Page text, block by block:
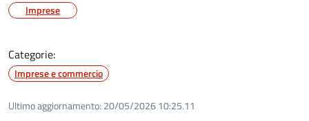
Imprese
Categorie:
Imprese e commercio
Ultimo aggiornamento: 20/05/2026 10:25.11